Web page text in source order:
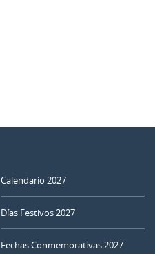
Calendario 2027
Días Festivos 2027
Fechas Conmemorativas 2027